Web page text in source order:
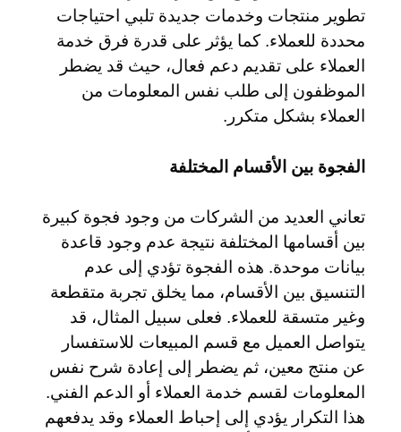
تطوير منتجات وخدمات جديدة تلبي احتياجات
محددة للعملاء. كما يؤثر على قدرة فرق خدمة
العملاء على تقديم دعم فعال، حيث قد يضطر
الموظفون إلى طلب نفس المعلومات من
العملاء بشكل متكرر.
الفجوة بين الأقسام المختلفة
تعاني العديد من الشركات من وجود فجوة كبيرة
بين أقسامها المختلفة نتيجة عدم وجود قاعدة
بيانات موحدة. هذه الفجوة تؤدي إلى عدم
التنسيق بين الأقسام، مما يخلق تجربة متقطعة
وغير متسقة للعملاء. فعلى سبيل المثال، قد
يتواصل العميل مع قسم المبيعات للاستفسار
عن منتج معين، ثم يضطر إلى إعادة شرح نفس
المعلومات لقسم خدمة العملاء أو الدعم الفني.
هذا التكرار يؤدي إلى إحباط العملاء وقد يدفعهم